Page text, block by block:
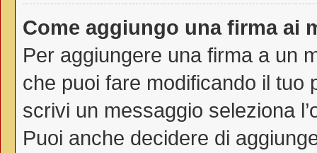
Come aggiungo una firma ai
Per aggiungere una firma a un
che puoi fare modificando il tuo
scrivi un messaggio seleziona
Puoi anche decidere di